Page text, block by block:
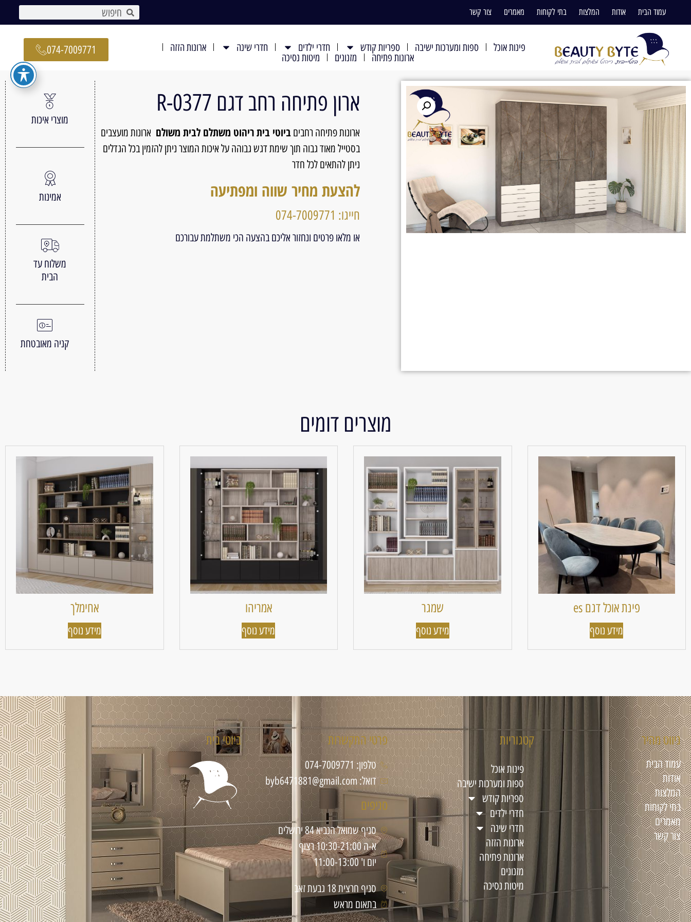
עמוד הבית אודות המלצות בתי לקוחות מאמרים צור קשר
פינות אוכל ספות ומערכות ישיבה ספריות קודש חדרי ילדים חדרי שינה
ארונות הזזה
ארונות פתיחה
מזנונים מיטות נסיכה
074-7009771
ארון פתיחה רחב דגם 0377-R
ארונות פתיחה רחביםביוטי בית ריהוט משתלם לבית משולם ארונות מועצבים
בסטייל מאוד גבוה תוך שימת דגש גבוהה על איכות המוצר ניתן להזמין בכל הגדלים
ניתן להתאים לכל חדר
להצעת מחיר שווה ומפתיעה
חייגו: 074-7009771
או מלאו פרטים ונחזור אליכם בהצעה הכי משתלמת עבורכם
מוצרי איכות
אמינות
משלוח עד
הבית
קניה מאובטחת
מוצרים דומים
פינת אוכל דגם es
מידע נוסף
שמגר
מידע נוסף
אמריהו
מידע נוסף
אחימלך
מידע נוסף
ניווט מהיר
עמוד הבית
אודות
המלצות
בתי לקוחות
מאמרים
צור קשר
קטגוריות
פינות אוכל
ספות ומערכות ישיבה
ספריות קודש
חדרי ילדים
חדרי שינה
ארונות הזזה
ארונות פתיחה
מזנונים
מיטות נסיכה
פרטי התקשרות
טלפון: 074-7009771
דואל: byb6471881@gmail.com
סניפים
סניף שמואל הנביא 84 ירושלים
א-ה 10:30-21:00 רצוף
יום ו' 11:00-13:00
סניף חרצית 18 גבעת זאב
בתאום מראש
ביוטי בית